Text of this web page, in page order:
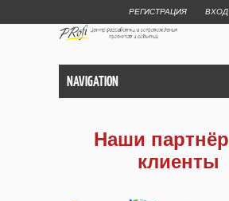
РЕГИСТРАЦИЯ ВХОД
NAVIGATION
Наши
клиенты